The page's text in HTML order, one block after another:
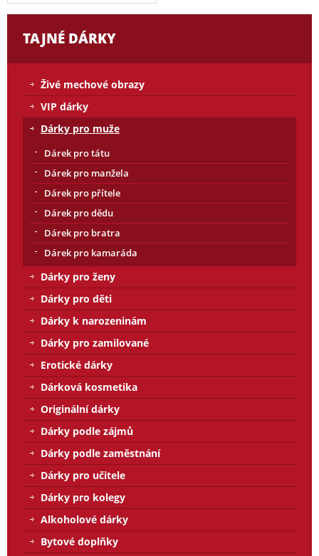
TAJNÉ DÁRKY
Živé mechové obrazy
VIP dárky
Dárky pro muže
Dárek pro tátu
Dárek pro manžela
Dárek pro přítele
Dárek pro dědu
Dárek pro bratra
Dárek pro kamaráda
Dárky pro ženy
Dárky pro děti
Dárky k narozeninám
Dárky pro zamilované
Erotické dárky
Dárková kosmetika
Originální dárky
Dárky podle zájmů
Dárky podle zaměstnání
Dárky pro učitele
Dárky pro kolegy
Alkoholové dárky
Bytové doplňky